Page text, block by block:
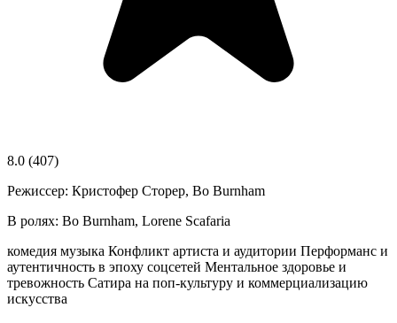
8.0 (407)
Режиссер: Кристофер Сторер, Bo Burnham
В ролях: Bo Burnham, Lorene Scafaria
комедия музыка Конфликт артиста и аудитории Перформанс и
аутентичность в эпоху соцсетей Ментальное здоровье и
тревожность Сатира на поп-культуру и коммерциализацию
искусства